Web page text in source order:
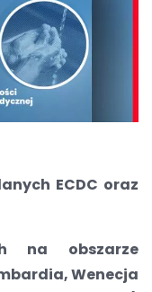
ECDC oraz
na obszarze
Wenecja